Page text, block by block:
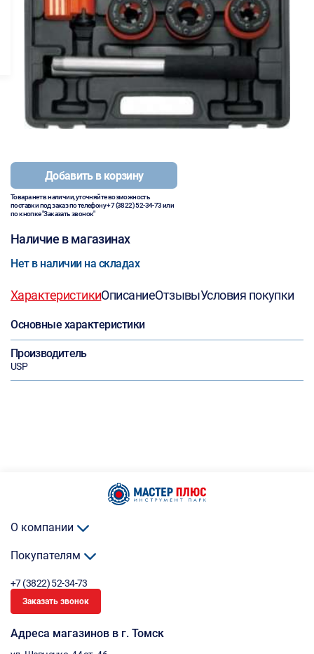
Добавить в корзину
Товара нет в наличии, уточняйте возможность
поставки под заказ по телефону+7 (3822) 52-34-73или
по кнопке "Заказать звонок"
Наличие в магазинах
Нет в наличии на складах
ХарактеристикиОписаниеОтзывыУсловия покупки
Основные характеристики
Производитель
USP
О компании
Покупателям
+7 (3822) 52-34-73
Заказать звонок
Адреса магазинов в г. Томск